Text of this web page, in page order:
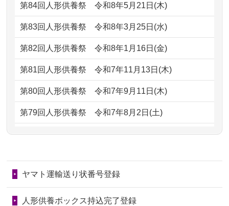
ただけると...
2026/06/30 長年大事にしてきた雛人形です、供養
していただ...
2026/06/29ガラスケースのまま引き取ってくださ
子どもの頃、妹と一緒にお雛様を出し
ました。お...
ので、お願...
2026/06/28以前和人形やぬいぐるみを供養いただ
いたことが...
2024/01/13会社のようですが、きちんと供養して
供養が終わったお人形以外はどうして
るのですか？
しょうか？
2024/01/04ガラスケースは外しても良いですか？
第84回人形供養祭令和8年5月21日(木)
第83回人形供養祭令和8年3月25日(水)
第82回人形供養祭令和8年1月16日(金)
第81回人形供養祭令和7年11月13日(木)
第80回人形供養祭令和7年9月11日(木)
第79回人形供養祭令和7年8月2日(土)
第78回人形供養祭令和7年6月20日(金)
第76回人形供養祭令和7年2月28日(金)
第75回人形供養祭令和7年1月17日(金)
ヤマト運輸送り状番号登録
人形供養ボックス持込完了登録